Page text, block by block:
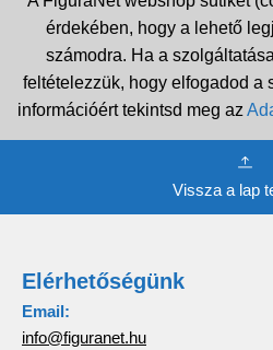
érdekében, hogy a lehető
számodra. Ha a
feltételezzük, hogy elfogadod a
információért tekintsd meg az
Vissza a lap
Elérhetőségünk
Email:
info@figuranet.hu